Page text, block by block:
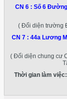
CN 6 : Số 6
( Đối diện trường
CN 7 : 44a Lương
( Đối diện chung cư
Thời gian làm việc: